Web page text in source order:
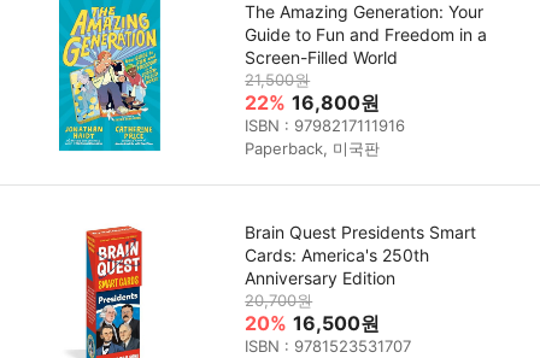
The Amazing Generation: Your
Guide to Fun and Freedom in a
Screen-Filled World
21,500원
22% 16,800원
ISBN : 9798217111916
Paperback, 미국판
Brain Quest Presidents Smart
Cards: America's 250th
Anniversary Edition
20,700원
20% 16,500원
ISBN : 9781523531707